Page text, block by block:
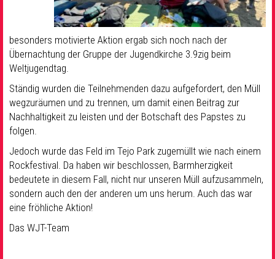
besonders motivierte Aktion ergab sich noch nach der
Übernachtung der Gruppe der Jugendkirche 3.9zig beim
Weltjugendtag.
Ständig wurden die Teilnehmenden dazu aufgefordert, den Müll
wegzuräumen und zu trennen, um damit einen Beitrag zur
Nachhaltigkeit zu leisten und der Botschaft des Papstes zu
folgen.
Jedoch wurde das Feld im Tejo Park zugemüllt wie nach einem
Rockfestival. Da haben wir beschlossen, Barmherzigkeit
bedeutete in diesem Fall, nicht nur unseren Müll aufzusammeln,
sondern auch den der anderen um uns herum. Auch das war
eine fröhliche Aktion!
Das WJT-Team